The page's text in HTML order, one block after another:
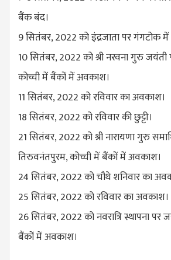
बैंक बंद।
9 सितंबर, 2022 को इंद्रजाता पर गंगटोक
10 सितंबर, 2022 को श्री नरवना गुरु
कोच्ची में बैंकों में अवकाश।
11 सितंबर, 2022 को रविवार का अवकाश।
18 सितंबर, 2022 को रविवार की छुट्टी।
21 सितंबर, 2022 को श्री नारायणा गुरु
तिरुवनंतपुरम, कोच्ची में बैंकों में अवकाश।
24 सितंबर, 2022 को चौथे शनिवार का
25 सितंबर, 2022 को रविवार का अवकाश।
26 सितंबर, 2022 को नवरात्रि स्थापना
बैंकों में अवकाश।